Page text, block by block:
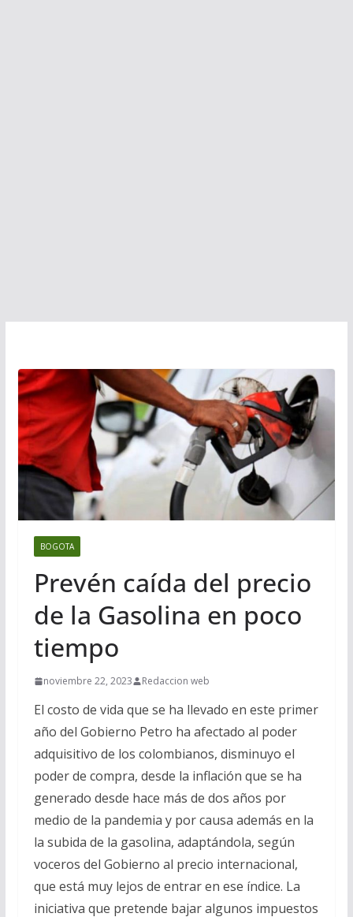
BOGOTA
Prevén caída del precio
de la Gasolina en poco
tiempo
noviembre 22, 2023 Redaccion web
El costo de vida que se ha llevado en este primer
año del Gobierno Petro ha afectado al poder
adquisitivo de los colombianos, disminuyo el
poder de compra, desde la inflación que se ha
generado desde hace más de dos años por
medio de la pandemia y por causa además en la
la subida de la gasolina, adaptándola, según
voceros del Gobierno al precio internacional,
que está muy lejos de entrar en ese índice. La
iniciativa que pretende bajar algunos impuestos